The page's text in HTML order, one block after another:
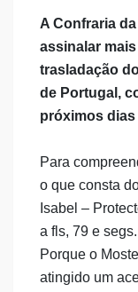
A Confraria
assinalar
trasladação
de Portugal,
próximos dias
Para
o que consta
Isabel –
a fls, 79 e
Porque o
atingido um